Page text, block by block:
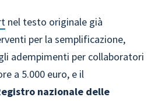
nel testo originale già
per la semplificazione,
adempimenti per collaboratori
a 5.000 euro, e il
nazionale delle